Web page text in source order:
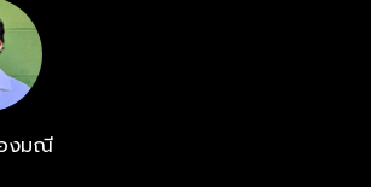
งมณี